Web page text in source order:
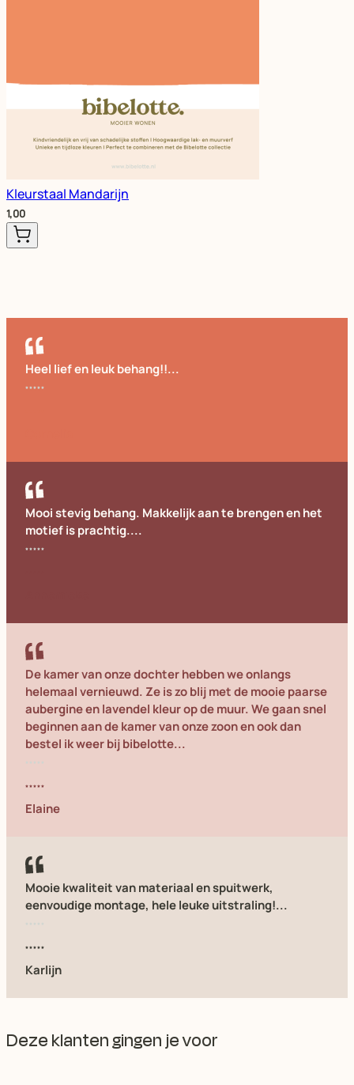
Kleurstaal Mandarijn
1,00
Heel lief en leuk behang!!...
Mooi stevig behang. Makkelijk aan te brengen en het
motief is prachtig....
De kamer van onze dochter hebben we onlangs
helemaal vernieuwd. Ze is zo blij met de mooie paarse
aubergine en lavendel kleur op de muur. We gaan snel
beginnen aan de kamer van onze zoon en ook dan
bestel ik weer bij bibelotte...
Elaine
Mooie kwaliteit van materiaal en spuitwerk,
eenvoudige montage, hele leuke uitstraling!...
Karlijn
Deze klanten gingen je voor